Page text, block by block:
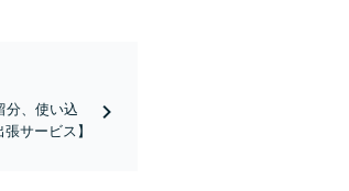
分、使い込
サービス】